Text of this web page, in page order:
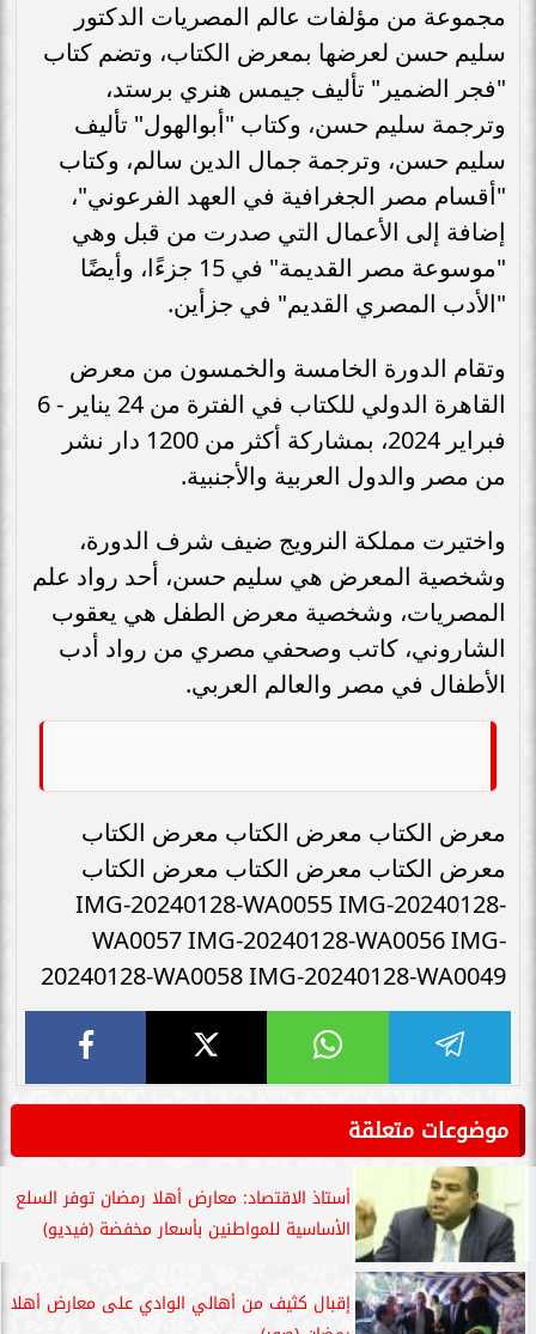
مجموعة من مؤلفات عالم المصريات الدكتور
سليم حسن لعرضها بمعرض الكتاب، وتضم كتاب
"فجر الضمير" تأليف جيمس هنري برستد،
وترجمة سليم حسن، وكتاب "أبوالهول" تأليف
سليم حسن، وترجمة جمال الدين سالم، وكتاب
"أقسام مصر الجغرافية في العهد الفرعوني"،
إضافة إلى الأعمال التي صدرت من قبل وهي
"موسوعة مصر القديمة" في 15 جزءًا، وأيضًا
"الأدب المصري القديم" في جزأين.
وتقام الدورة الخامسة والخمسون من معرض
القاهرة الدولي للكتاب في الفترة من 24 يناير - 6
فبراير 2024، بمشاركة أكثر من 1200 دار نشر
من مصر والدول العربية والأجنبية.
واختيرت مملكة النرويج ضيف شرف الدورة،
وشخصية المعرض هي سليم حسن، أحد رواد علم
المصريات، وشخصية معرض الطفل هي يعقوب
الشاروني، كاتب وصحفي مصري من رواد أدب
الأطفال في مصر والعالم العربي.
معرض الكتاب معرض الكتاب معرض الكتاب
معرض الكتاب معرض الكتاب معرض الكتاب
IMG-20240128-WA0055 IMG-20240128-
WA0057 IMG-20240128-WA0056 IMG-
20240128-WA0058 IMG-20240128-WA0049
موضوعات متعلقة
أستاذ الاقتصاد: معارض أهلا رمضان توفر السلع
الأساسية للمواطنين بأسعار مخفضة (فيديو)
إقبال كثيف من أهالي الوادي على معارض أهلا